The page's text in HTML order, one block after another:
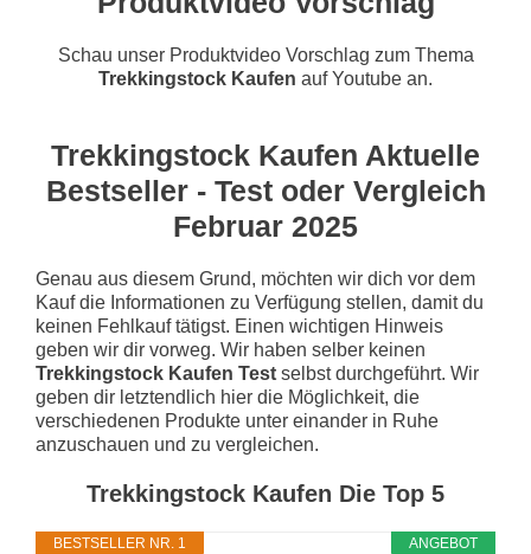
Schau unser Produktvideo Vorschlag zum Thema
Trekkingstock Kaufen auf Youtube an.
Trekkingstock Kaufen Aktuelle
Bestseller - Test oder Vergleich
Februar 2025
Genau aus diesem Grund, möchten wir dich vor dem
Kauf die Informationen zu Verfügung stellen, damit du
keinen Fehlkauf tätigst. Einen wichtigen Hinweis
geben wir dir vorweg. Wir haben selber keinen
Trekkingstock Kaufen Test selbst durchgeführt. Wir
geben dir letztendlich hier die Möglichkeit, die
verschiedenen Produkte unter einander in Ruhe
anzuschauen und zu vergleichen.
Trekkingstock Kaufen Die Top 5
ANGEBOT
BESTSELLER NR. 1